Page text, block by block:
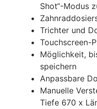
Shot“-Modus
Trichter und
Touchscreen-
Möglichkeit,
speichern
Anpassbare
Manuelle
Tiefe 670 x